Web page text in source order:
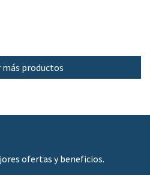
productos
ofertas y beneficios.